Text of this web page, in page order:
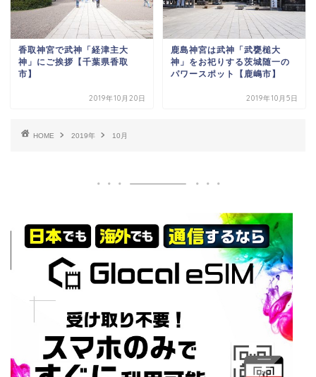
香取神宮で武神「経津主大
神」にご挨拶【千葉県香取
市】
2019年10月20日
鹿島神宮は武神「武甕槌大
神」をお祀りする茨城随一の
パワースポット【鹿嶋市】
2019年10月5日
HOME 2019年 10月